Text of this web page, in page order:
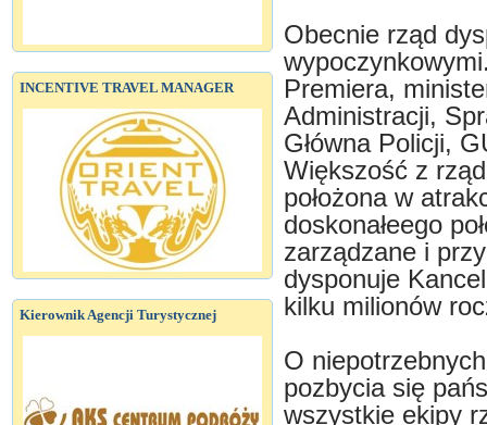
INCENTIVE TRAVEL MANAGER
Kierownik Agencji Turystycznej
Obecnie rząd
Premiera,
Administracji,
Główna Policji,
Większość z
położona w
doskonałeego
zarządzane i
dysponuje
kilku milionów
O
pozbycia się
wszystkie ekipy